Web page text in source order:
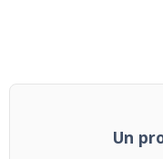
Un